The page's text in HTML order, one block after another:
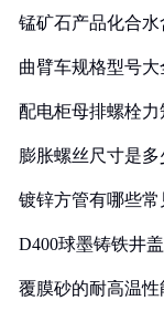
锰矿石产品化合水
曲臂车规格型号大
配电柜母排螺栓
膨胀螺丝尺寸是多
镀锌方管有哪些
D400球墨铸铁井
覆膜砂的耐高温性